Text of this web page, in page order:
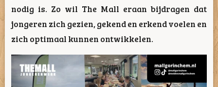
nodig is. Zo wil The Mall eraan bijdragen dat
jongeren zich gezien, gekend en erkend voelen en
zich optimaal kunnen ontwikkelen.